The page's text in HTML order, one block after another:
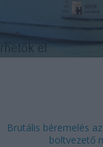
Brutális béremelés
boltvezető